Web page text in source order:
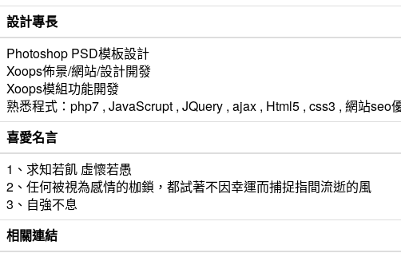
設計專長
Photoshop PSD模板設計
Xoops佈景/網站/設計開發
Xoops模組功能開發
熟悉程式：php7 , JavaScrupt , JQuery , ajax , Html5 , css3 , 網站seo
喜愛名言
1、求知若飢 虛懷若愚
2、任何被視為感情的枷鎖，都試著不因幸運而捕捉指間流逝的風
3、自強不息
相關連結